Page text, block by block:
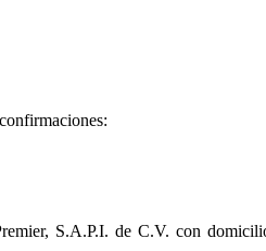
S.A.P.I. de C.V. con